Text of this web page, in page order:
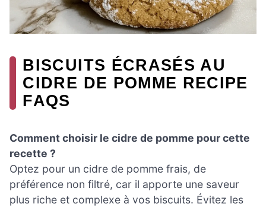
BISCUITS ÉCRASÉS AU
CIDRE DE POMME RECIPE
FAQS
Comment choisir le cidre de pomme pour cette
recette ?
Optez pour un cidre de pomme frais, de
préférence non filtré, car il apporte une saveur
plus riche et complexe à vos biscuits. Évitez les